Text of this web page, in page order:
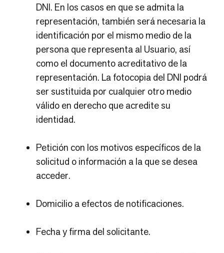
DNI. En los casos en que se admita la
representación, también será necesaria la
identificación por el mismo medio de la
persona que representa al Usuario, así
como el documento acreditativo de la
representación. La fotocopia del DNI podrá
ser sustituida por cualquier otro medio
válido en derecho que acredite su
identidad.
Petición con los motivos específicos de la
solicitud o información a la que se desea
acceder.
Domicilio a efectos de notificaciones.
Fecha y firma del solicitante.